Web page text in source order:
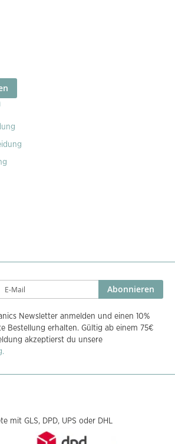
Abonnieren
Newsletter anmelden und einen 10%
Bestellung erhalten. Gültig ab einem 75€
akzeptierst du unsere
mit GLS, DPD, UPS oder DHL